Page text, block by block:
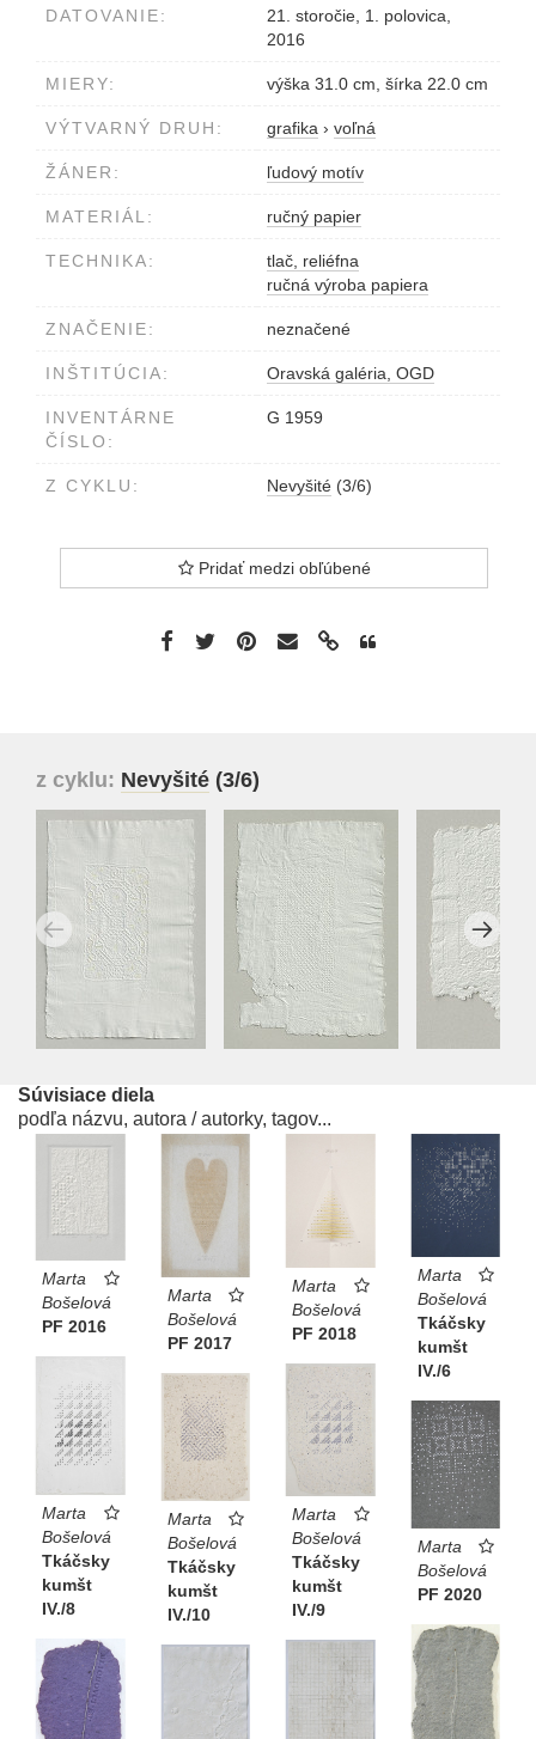
DATOVANIE:
21. storočie, 1. polovica,
2016
MIERY: výška 31.0 cm, šírka 22.0 cm
VÝTVARNÝ DRUH: grafika › voľná
ŽÁNER: ľudový motív
MATERIÁL: ručný papier
TECHNIKA:
tlač, reliéfna
ručná výroba papiera
ZNAČENIE: neznačené
INŠTITÚCIA: Oravská galéria, OGD
INVENTÁRNE
ČÍSLO:
G 1959
Z CYKLU: Nevyšité (3/6)
Pridať medzi obľúbené
z cyklu: Nevyšité (3/6)
Súvisiace diela
podľa názvu, autora / autorky, tagov...
Marta
Bošelová
PF 2016
Marta
Bošelová
PF 2017
Marta
Bošelová
PF 2018
Marta
Bošelová
Tkáčsky
kumšt
IV./6
Marta
Bošelová
Tkáčsky
kumšt
IV./8
Marta
Bošelová
Tkáčsky
kumšt
IV./9
Marta
Bošelová
Tkáčsky
kumšt
IV./10
Marta
Bošelová
PF 2020